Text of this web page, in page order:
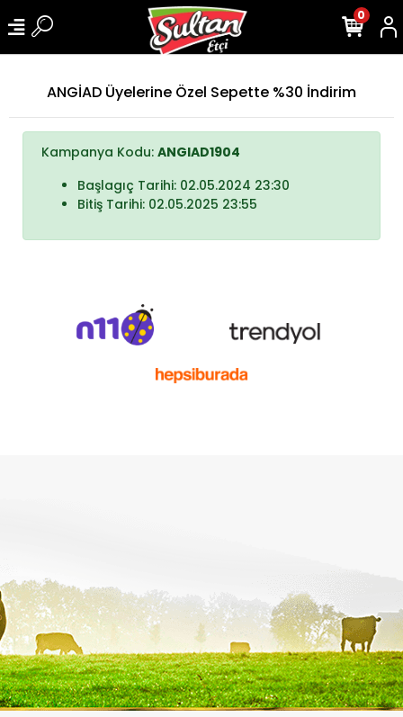
0
ANGİAD Üyelerine Özel Sepette %30 İndirim
Kampanya Kodu: ANGIAD1904
Başlagıç Tarihi: 02.05.2024 23:30
Bitiş Tarihi: 02.05.2025 23:55